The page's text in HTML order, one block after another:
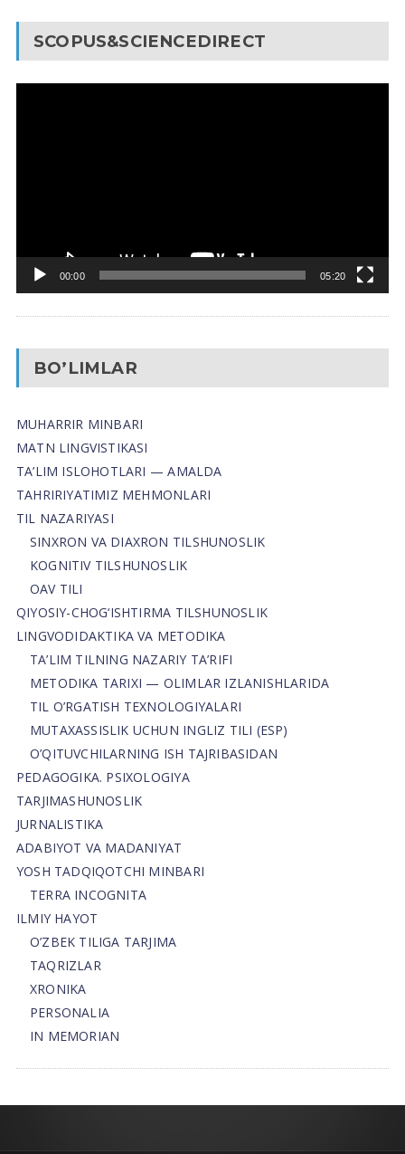
SCOPUS&SCIENCEDIRECT
00:00 05:20
BO’LIMLAR
MUHARRIR MINBARI
MATN LINGVISTIKASI
TA’LIM ISLOHOTLARI — AMALDA
TAHRIRIYATIMIZ MEHMONLARI
TIL NAZARIYASI
SINXRON VA DIAXRON TILSHUNOSLIK
KOGNITIV TILSHUNOSLIK
OAV TILI
QIYOSIY-CHOG‘ISHTIRMA TILSHUNOSLIK
LINGVODIDAKTIKA VA METODIKA
TA’LIM TILNING NAZARIY TA’RIFI
METODIKA TARIXI — OLIMLAR IZLANISHLARIDA
TIL O’RGATISH TEXNOLOGIYALARI
MUTAXASSISLIK UCHUN INGLIZ TILI (ESP)
O’QITUVCHILARNING ISH TAJRIBASIDAN
PEDAGOGIKA. PSIXOLOGIYA
TARJIMASHUNOSLIK
JURNALISTIKA
ADABIYOT VA MADANIYAT
YOSH TADQIQOTCHI MINBARI
TERRA INCOGNITA
ILMIY HAYOT
O’ZBEK TILIGA TARJIMA
TAQRIZLAR
XRONIKA
PERSONALIA
IN MEMORIAN